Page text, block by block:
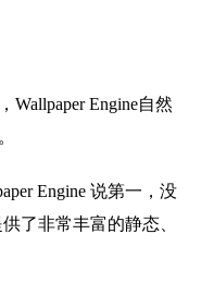
Engine自然
Engine 说第一，没
了非常丰富的静态、